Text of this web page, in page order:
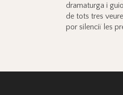
dramaturga i
de tots tres
por silenciï les